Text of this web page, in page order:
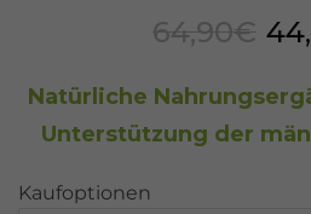
64,90€
Natürliche
Unterstützung der
Kaufoptionen